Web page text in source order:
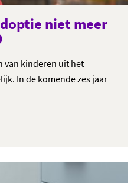
niet meer
van kinderen uit het
In de komende zes jaar